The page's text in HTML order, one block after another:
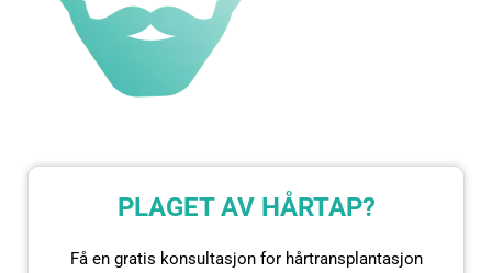
PLAGET AV HÅRTAP?
Få en gratis konsultasjon for hårtransplantasjon